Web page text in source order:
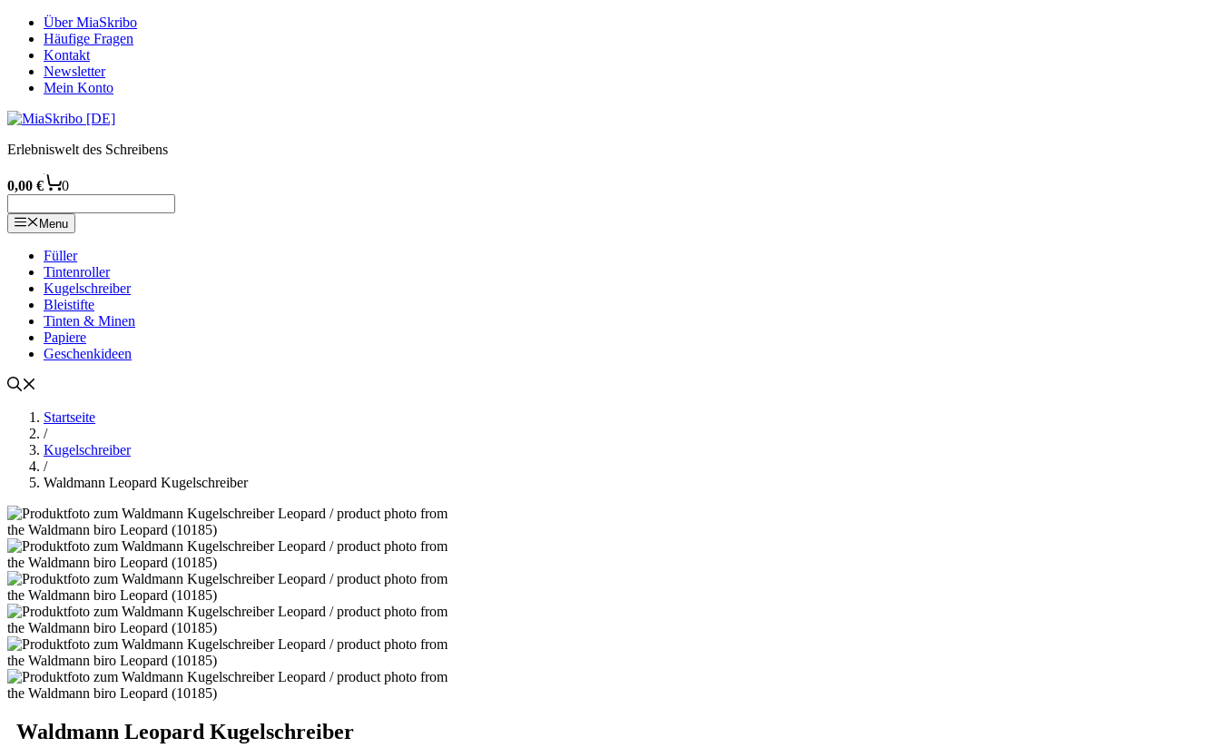
Zum
Inhalt
springen
Über MiaSkribo
Häufige Fragen
Kontakt
Newsletter
Mein Konto
Erlebniswelt des Schreibens
0,00 € 0
Menu
Füller
Tintenroller
Kugelschreiber
Bleistifte
Tinten & Minen
Papiere
Geschenkideen
Startseite
/
Kugelschreiber
/
Waldmann Leopard Kugelschreiber
Waldmann Leopard Kugelschreiber